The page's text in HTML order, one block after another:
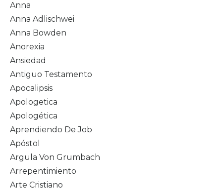
Anna
Anna Adlischwei
Anna Bowden
Anorexia
Ansiedad
Antiguo Testamento
Apocalipsis
Apologetica
Apologética
Aprendiendo De Job
Apóstol
Argula Von Grumbach
Arrepentimiento
Arte Cristiano